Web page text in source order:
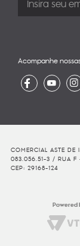
Acompanhe
COMERCIAL ASTE
083.056.51-3 / RUA F
CEP: 29168-124
Powered